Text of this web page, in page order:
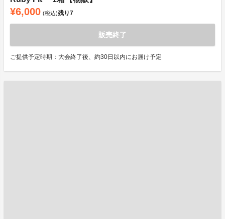
¥6,000 (税込)残り7
販売終了
ご提供予定時期：大会終了後、約30日以内にお届け予定